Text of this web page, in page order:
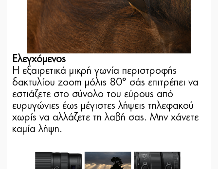
Ελεγχόμενος
Η εξαιρετικά μικρή γωνία περιστροφής
δακτυλίου zoom μόλις 80° σάς επιτρέπει να
εστιάζετε στο σύνολο του εύρους από
ευρυγώνιες έως μέγιστες λήψεις τηλεφακού
χωρίς να αλλάζετε τη λαβή σας. Μην χάνετε
καμία λήψη.